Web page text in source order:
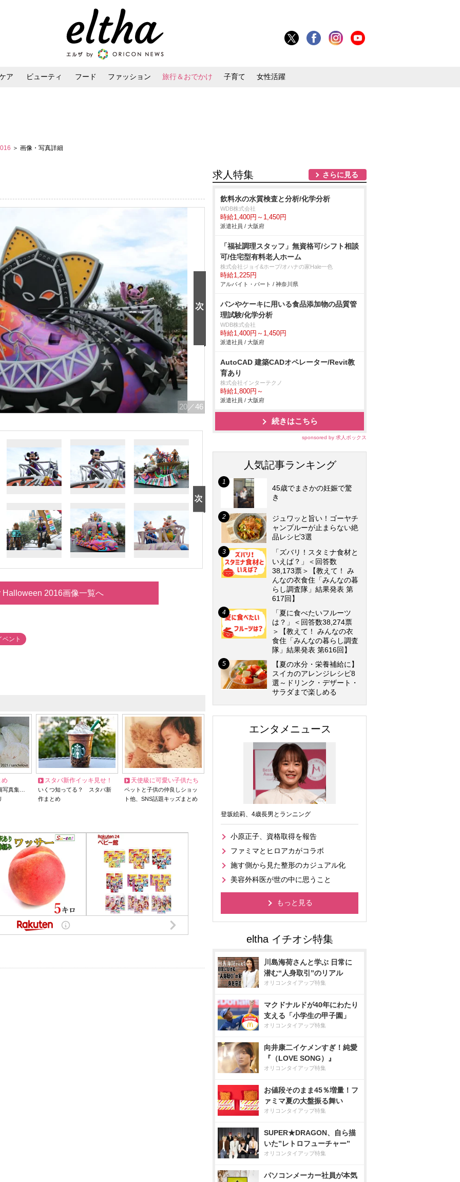
ア ビューティ フード ファッション 旅行＆おでかけ 子育て 女性活躍
＞ 画像・写真詳細
20 ／46
Halloween 2016画像一覧へ
ベント
め
写真集…
スタバ新作イッキ見せ！
いくつ知ってる？ スタバ新
作まとめ
天使級に可愛い子供たち
ペットと子供の仲良しショッ
ト他、SNS話題キッズまとめ
求人特集 さらに見る
飲料水の水質検査と分析/化学分析
WDB株式会社
時給1,400円～1,450円
派遣社員 / 大阪府
「福祉調理スタッフ」無資格可/シフト相談
可/住宅型有料老人ホーム
株式会社ジョイ&ホープ/オハナの家Hale一色
時給1,225円
アルバイト・パート / 神奈川県
パンやケーキに用いる食品添加物の品質管
理試験/化学分析
WDB株式会社
時給1,400円～1,450円
派遣社員 / 大阪府
AutoCAD 建築CADオペレーター/Revit教
育あり
株式会社インターテクノ
時給1,800円～
派遣社員 / 大阪府
続きはこちら
sponsored by 求人ボックス
人気記事ランキング
45歳でまさかの妊娠で驚
き
ジュワッと旨い！ゴーヤチ
ャンプルーが止まらない絶
品レシピ3選
「ズバリ！スタミナ食材と
いえば？」＜回答数
38,173票＞【教えて！ み
んなの衣食住「みんなの暮
らし調査隊」結果発表 第
617回】
「夏に食べたいフルーツ
は？」＜回答数38,274票
＞【教えて！ みんなの衣
食住「みんなの暮らし調査
隊」結果発表 第616回】
【夏の水分・栄養補給に】
スイカのアレンジレシピ8
選～ドリンク・デザート・
サラダまで楽しめる
エンタメニュース
登坂絵莉、4歳長男とランニング
小原正子、資格取得を報告
ファミマとヒロアカがコラボ
施す側から見た整形のカジュアル化
美容外科医が世の中に思うこと
もっと見る
川島海荷さんと学ぶ 日常に
潜む“人身取引”のリアル
オリコンタイアップ特集
マクドナルドが40年にわたり
支える「小学生の甲子園」
オリコンタイアップ特集
向井康二イケメンすぎ！純愛
『（LOVE SONG）』
オリコンタイアップ特集
お値段そのまま45％増量！フ
ァミマ夏の大盤振る舞い
オリコンタイアップ特集
SUPER★DRAGON、自ら描
いた”レトロフューチャー”
オリコンタイアップ特集
パソコンメーカー社員が本気